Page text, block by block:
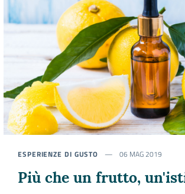
ESPERIENZE DI GUSTO 06 MAG 2019
Più che un frutto,